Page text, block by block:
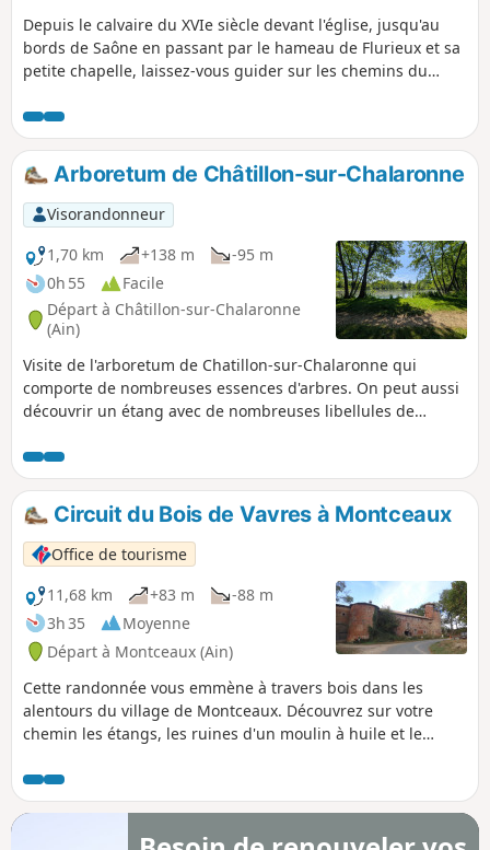
Depuis le calvaire du XVIe siècle devant l'église, jusqu'au
bords de Saône en passant par le hameau de Flurieux et sa
petite chapelle, laissez-vous guider sur les chemins du
Arboretum de Châtillon-sur-Chalaronne
Visorandonneur
1,70 km
+138 m
-95 m
0h 55
Facile
Départ à Châtillon-sur-Chalaronne
(Ain)
Visite de l'arboretum de Chatillon-sur-Chalaronne qui
comporte de nombreuses essences d'arbres. On peut aussi
découvrir un étang avec de nombreuses libellules de
agréable.
Circuit du Bois de Vavres à Montceaux
Office de tourisme
11,68 km
+83 m
-88 m
3h 35
Moyenne
Départ à Montceaux (Ain)
Cette randonnée vous emmène à travers bois dans les
alentours du village de Montceaux. Découvrez sur votre
chemin les étangs, les ruines d'un moulin à huile et le